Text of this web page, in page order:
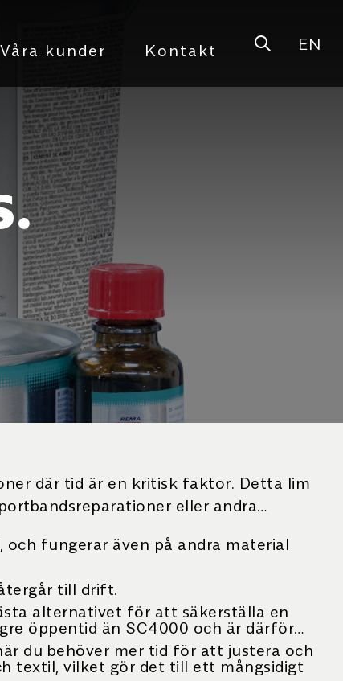
Våra kunder Kontakt OpenEN
där tid är en kritisk faktor. Detta lim
eller andra
fungerar även på andra material
till drift.
alternativet för att säkerställa en
öppentid än SC4000 och är därför
du behöver mer tid för att justera och
textil, vilket gör det till ett mångsidigt